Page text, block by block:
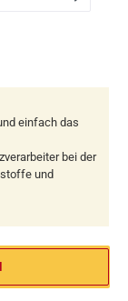
einfach das
bei der
und